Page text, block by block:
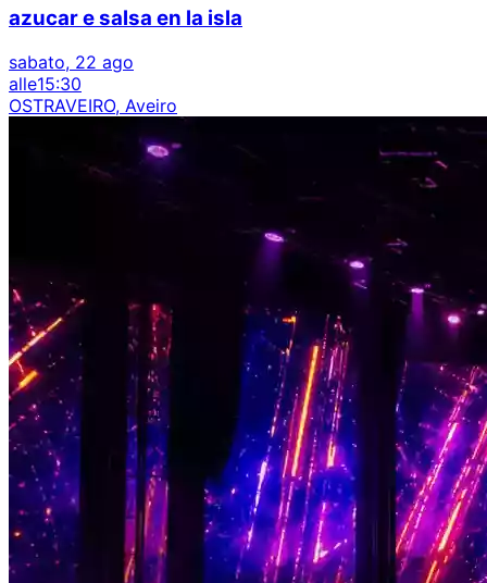
azucar e salsa en la isla
sabato, 22 ago
alle15:30
OSTRAVEIRO, Aveiro